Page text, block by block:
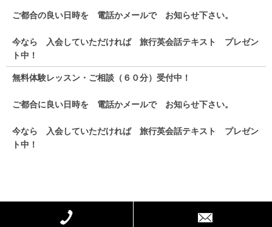
ご都合の良い日時を 電話かメールで お知らせ下さい。
今なら 入会していただければ 旅行英会話テキスト プレゼン
ト中！
無料体験レッスン・ご相談（６０分）受付中！
ご都合に良い日時を 電話かメールで お知らせ下さい。
今なら 入会していただければ 旅行英会話テキスト プレゼン
ト中！